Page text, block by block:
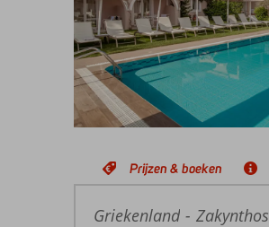
Prijzen & boeken
Home
Griekenland Zakynthos